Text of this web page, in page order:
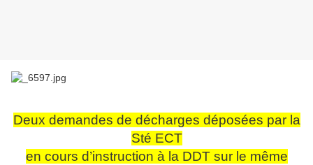
Deux demandes de décharges déposées par la
Sté ECT
en cours d’instruction à la DDT sur le même